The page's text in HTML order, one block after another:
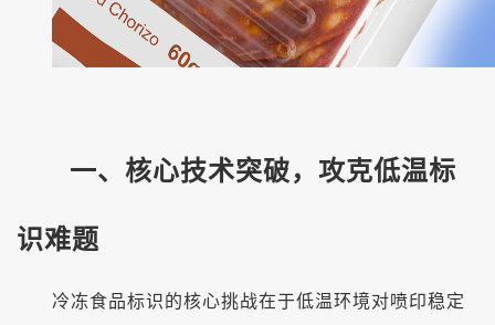
一、核心技术突破，攻克低温标
识难题
冷冻食品标识的核心挑战在于低温环境对喷印稳定